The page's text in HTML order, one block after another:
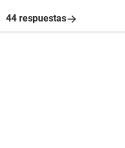
44 respuestas